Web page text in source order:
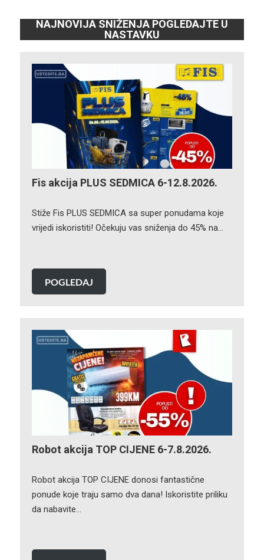
NAJNOVIJA SNIŽENJA POGLEDAJTE U
NASTAVKU
Fis akcija PLUS SEDMICA 6-12.8.2026.
Stiže Fis PLUS SEDMICA sa super ponudama koje
vrijedi iskoristiti! Očekuju vas sniženja do 45% na…
POGLEDAJ
Robot akcija TOP CIJENE 6-7.8.2026.
Robot akcija TOP CIJENE donosi fantastične
ponude koje traju samo dva dana! Iskoristite priliku
da nabavite…